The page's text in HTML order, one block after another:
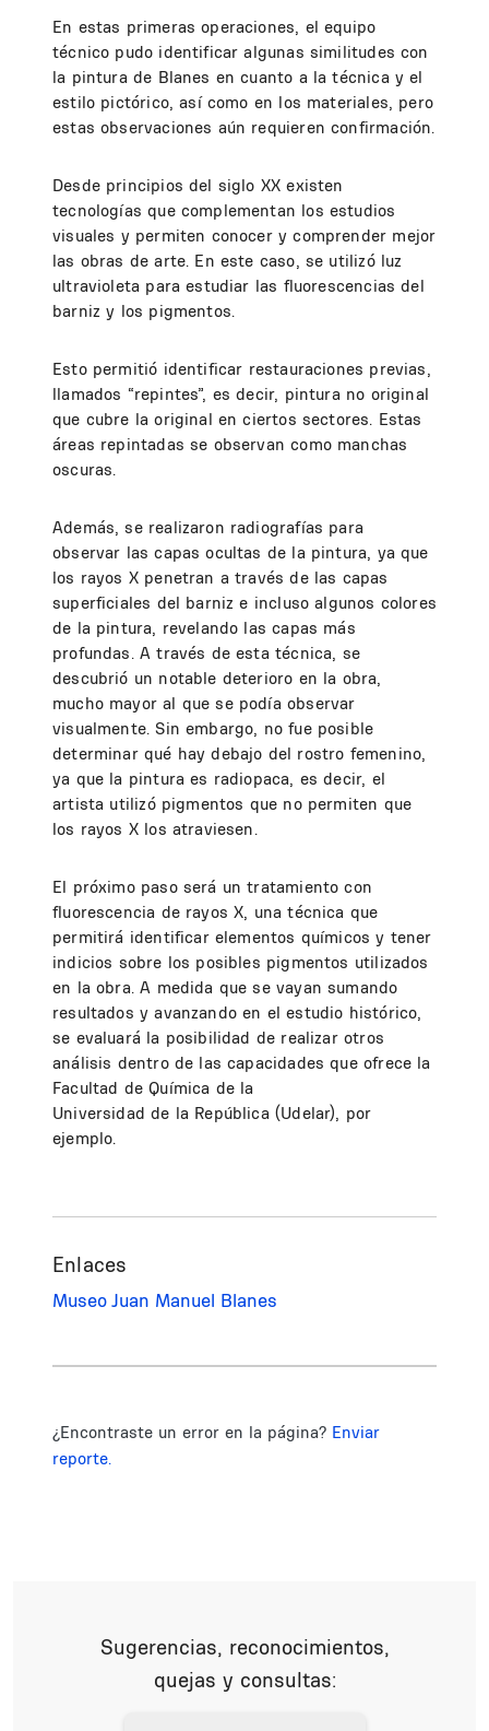
En estas primeras operaciones, el equipo
técnico pudo identificar algunas similitudes con
la pintura de Blanes en cuanto a la técnica y el
estilo pictórico, así como en los materiales, pero
estas observaciones aún requieren confirmación.
Desde principios del siglo XX existen
tecnologías que complementan los estudios
visuales y permiten conocer y comprender mejor
las obras de arte. En este caso, se utilizó luz
ultravioleta para estudiar las fluorescencias del
barniz y los pigmentos.
Esto permitió identificar restauraciones previas,
llamados “repintes”, es decir, pintura no original
que cubre la original en ciertos sectores. Estas
áreas repintadas se observan como manchas
oscuras.
Además, se realizaron radiografías para
observar las capas ocultas de la pintura, ya que
los rayos X penetran a través de las capas
superficiales del barniz e incluso algunos colores
de la pintura, revelando las capas más
profundas. A través de esta técnica, se
descubrió un notable deterioro en la obra,
mucho mayor al que se podía observar
visualmente. Sin embargo, no fue posible
determinar qué hay debajo del rostro femenino,
ya que la pintura es radiopaca, es decir, el
artista utilizó pigmentos que no permiten que
los rayos X los atraviesen.
El próximo paso será un tratamiento con
fluorescencia de rayos X, una técnica que
permitirá identificar elementos químicos y tener
indicios sobre los posibles pigmentos utilizados
en la obra. A medida que se vayan sumando
resultados y avanzando en el estudio histórico,
se evaluará la posibilidad de realizar otros
análisis dentro de las capacidades que ofrece la
Facultad de Química de la
Universidad de la República (Udelar), por
ejemplo.
Enlaces
Museo Juan Manuel Blanes
¿Encontraste un error en la página? Enviar
reporte.
Sugerencias, reconocimientos,
quejas y consultas: